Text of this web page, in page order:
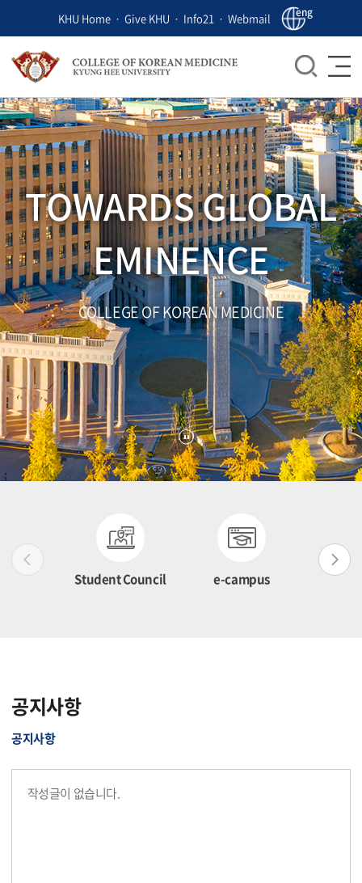
KHU Home Give KHU Info21 Webmail eng
TOWARDS GLOBAL
EMINENCE
COLLEGE OF KOREAN MEDICINE
Student Council e-campus
공지사항
공지사항
작성글이 없습니다.